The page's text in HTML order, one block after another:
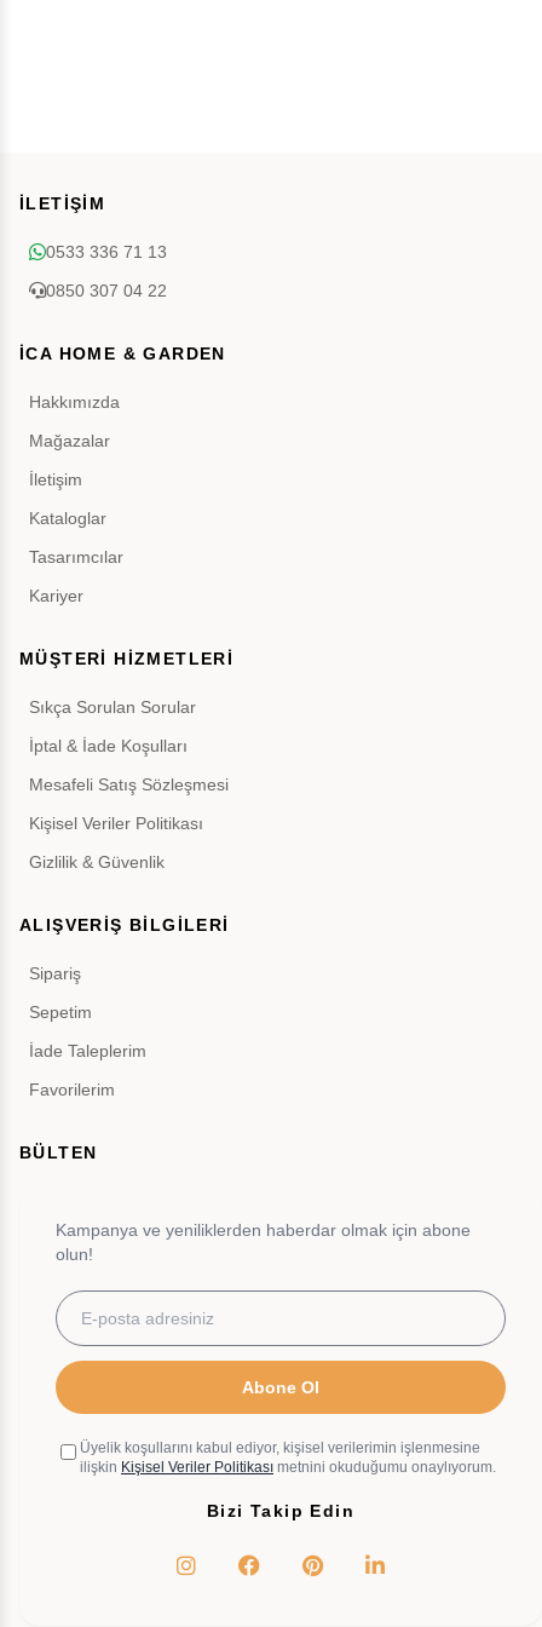
İLETİŞİM
0533 336 71 13
0850 307 04 22
İCA HOME & GARDEN
Hakkımızda
Mağazalar
İletişim
Kataloglar
Tasarımcılar
Kariyer
MÜŞTERİ HİZMETLERİ
Sıkça Sorulan Sorular
İptal & İade Koşulları
Mesafeli Satış Sözleşmesi
Kişisel Veriler Politikası
Gizlilik & Güvenlik
ALIŞVERİŞ BİLGİLERİ
Sipariş
Sepetim
İade Taleplerim
Favorilerim
BÜLTEN
Kampanya ve yeniliklerden haberdar olmak için abone
olun!
Abone Ol
Üyelik koşullarını kabul ediyor, kişisel verilerimin işlenmesine
ilişkin Kişisel Veriler Politikası metnini okuduğumu onaylıyorum.
Bizi Takip Edin